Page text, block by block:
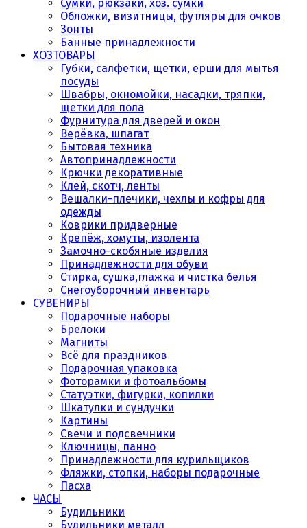
Сумки, рюкзаки, хоз. сумки
Обложки, визитницы, футляры для очков
Зонты
Банные принадлежности
ХОЗТОВАРЫ
Губки, салфетки, щетки, ерши для мытья
посуды
Швабры, окномойки, насадки, тряпки,
щетки для пола
Фурнитура для дверей и окон
Верёвка, шпагат
Бытовая техника
Автопринадлежности
Крючки декоративные
Клей, скотч, ленты
Вешалки-плечики, чехлы и кофры для
одежды
Коврики придверные
Крепёж, хомуты, изолента
Замочно-скобяные изделия
Принадлежности для обуви
Стирка, сушка,глажка и чистка белья
Снегоуборочный инвентарь
СУВЕНИРЫ
Подарочные наборы
Брелоки
Магниты
Всё для праздников
Подарочная упаковка
Фоторамки и фотоальбомы
Статуэтки, фигурки, копилки
Шкатулки и сундучки
Картины
Свечи и подсвечники
Ключницы, панно
Принадлежности для курильщиков
Фляжки, стопки, наборы подарочные
Пасха
ЧАСЫ
Будильники
Будильники металл